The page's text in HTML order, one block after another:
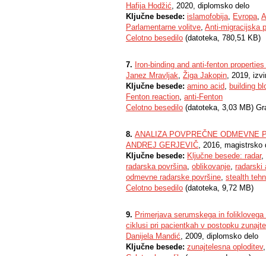
Hafija Hodžić, 2020, diplomsko delo
Ključne besede: islamofobija, Evropa,
Parlamentarne volitve, Anti-migracijska
Celotno besedilo (datoteka, 780,51 KB)
7. Iron-binding and anti-fenton
Janez Mravljak, Žiga Jakopin, 2019,
Ključne besede: amino acid, building
Fenton reaction, anti-Fenton
Celotno besedilo (datoteka, 3,03 MB)
8. ANALIZA POVPREČNE ODMEVNE
ANDREJ GERJEVIČ, 2016, magistrsko
Ključne besede: Ključne besede: radar,
radarska površina, oblikovanje, radarski
odmevne radarske površine, stealth
Celotno besedilo (datoteka, 9,72 MB)
9. Primerjava serumskega in
ciklusi pri pacientkah v postopku
Danijela Mandić, 2009, diplomsko delo
Ključne besede: zunajtelesna oploditev